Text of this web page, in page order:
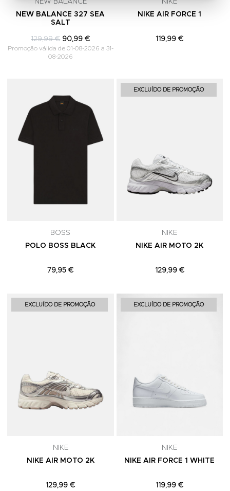
NEW BALANCE
NEW BALANCE 327 SEA
SALT
129,99 € 90,99 €
Promoção válida de 01-08-2026 a 31-
08-2026
NIKE
NIKE AIR FORCE 1
119,99 €
Adicionar aos Favoritos
BOSS
POLO BOSS BLACK
79,95 €
EXCLUÍDO DE PROMOÇÃO
NIKE
NIKE AIR MOTO 2K
129,99 €
EXCLUÍDO DE PROMOÇÃO Adicionar aos Favoritos
NIKE
NIKE AIR MOTO 2K
129,99 €
EXCLUÍDO DE PROMOÇÃO
NIKE
NIKE AIR FORCE 1 WHITE
119,99 €